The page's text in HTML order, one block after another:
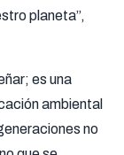
planeta”,
es una
ambiental
no